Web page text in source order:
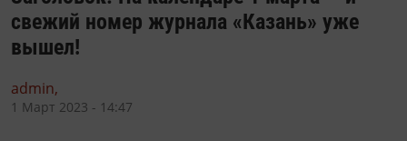
свежий номер журнала «Казань» уже
вышел!
admin,
1 Март 2023 - 14:47